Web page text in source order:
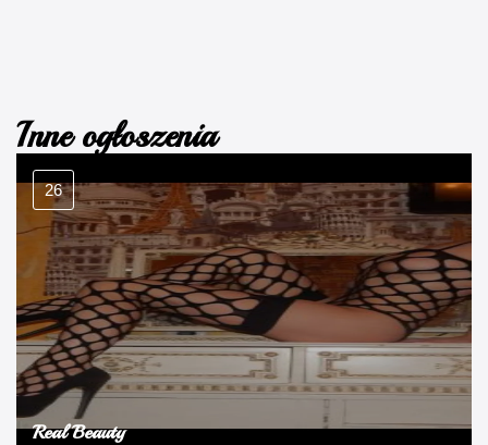
Inne ogłoszenia
26
Real Beauty